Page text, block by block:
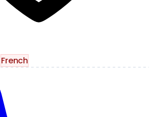
French